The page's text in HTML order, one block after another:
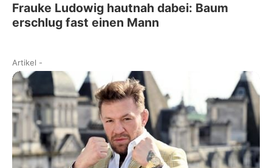
Frauke Ludowig hautnah dabei: Baum
erschlug fast einen Mann
Artikel -